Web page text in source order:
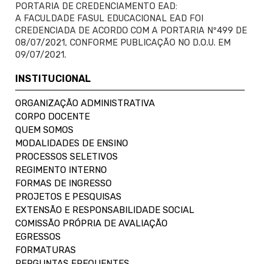
PORTARIA DE CREDENCIAMENTO EAD:
A FACULDADE FASUL EDUCACIONAL EAD FOI
CREDENCIADA DE ACORDO COM A PORTARIA Nº499 DE
08/07/2021, CONFORME PUBLICAÇÃO NO D.O.U. EM
09/07/2021.
INSTITUCIONAL
ORGANIZAÇÃO ADMINISTRATIVA
CORPO DOCENTE
QUEM SOMOS
MODALIDADES DE ENSINO
PROCESSOS SELETIVOS
REGIMENTO INTERNO
FORMAS DE INGRESSO
PROJETOS E PESQUISAS
EXTENSÃO E RESPONSABILIDADE SOCIAL
COMISSÃO PRÓPRIA DE AVALIAÇÃO
EGRESSOS
FORMATURAS